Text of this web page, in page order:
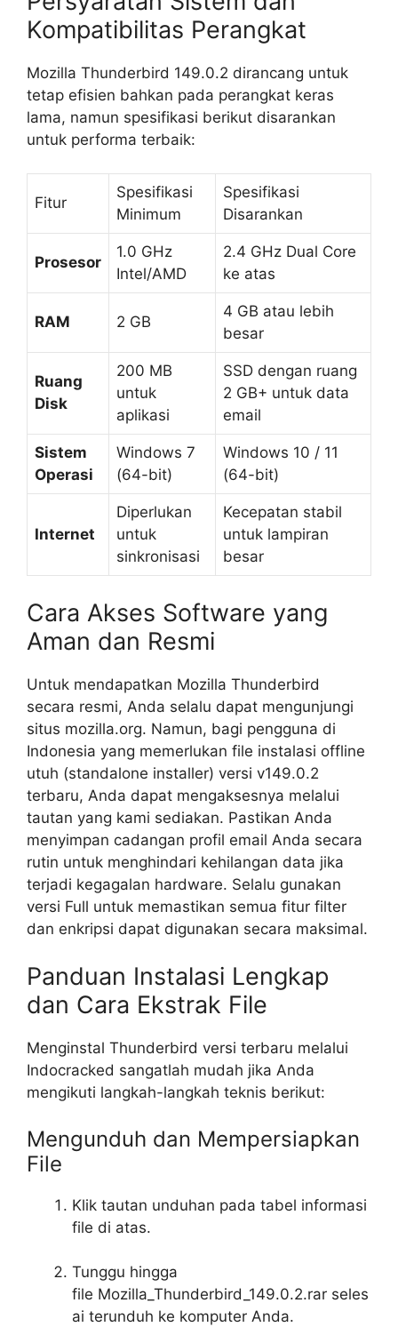
Kompatibilitas Perangkat
Mozilla Thunderbird 149.0.2 dirancang untuk
tetap efisien bahkan pada perangkat keras
lama, namun spesifikasi berikut disarankan
untuk performa terbaik:
Fitur
Spesifikasi
Minimum
Spesifikasi
Disarankan
Prosesor
1.0 GHz
Intel/AMD
2.4 GHz Dual Core
ke atas
RAM 2 GB
4 GB atau lebih
besar
Ruang
Disk
200 MB
untuk
aplikasi
SSD dengan ruang
2 GB+ untuk data
email
Sistem
Operasi
Windows 7
(64-bit)
Windows 10 / 11
(64-bit)
Internet
Diperlukan
untuk
sinkronisasi
Kecepatan stabil
untuk lampiran
besar
Cara Akses Software yang
Aman dan Resmi
Untuk mendapatkan Mozilla Thunderbird
secara resmi, Anda selalu dapat mengunjungi
situs mozilla.org. Namun, bagi pengguna di
Indonesia yang memerlukan file instalasi offline
utuh (standalone installer) versi v149.0.2
terbaru, Anda dapat mengaksesnya melalui
tautan yang kami sediakan. Pastikan Anda
menyimpan cadangan profil email Anda secara
rutin untuk menghindari kehilangan data jika
terjadi kegagalan hardware. Selalu gunakan
versi Full untuk memastikan semua fitur filter
dan enkripsi dapat digunakan secara maksimal.
Panduan Instalasi Lengkap
dan Cara Ekstrak File
Menginstal Thunderbird versi terbaru melalui
Indocracked sangatlah mudah jika Anda
mengikuti langkah-langkah teknis berikut:
Mengunduh dan Mempersiapkan
File
Klik tautan unduhan pada tabel informasi
file di atas.
Tunggu hingga
file Mozilla_Thunderbird_149.0.2.rar seles
ai terunduh ke komputer Anda.